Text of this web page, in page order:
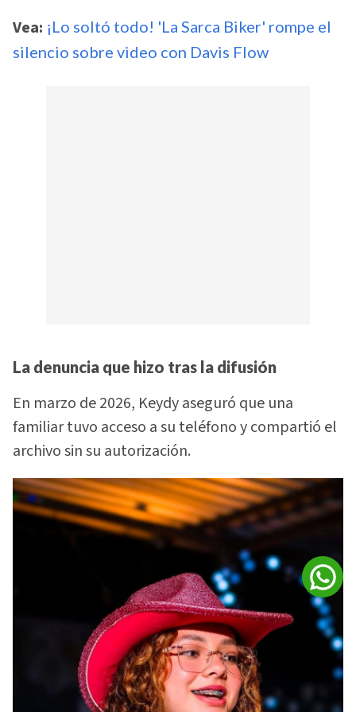
Vea: ¡Lo soltó todo! 'La Sarca Biker' rompe el
silencio sobre video con Davis Flow
La denuncia que hizo tras la difusión
En marzo de 2026, Keydy aseguró que una
familiar tuvo acceso a su teléfono y compartió el
archivo sin su autorización.